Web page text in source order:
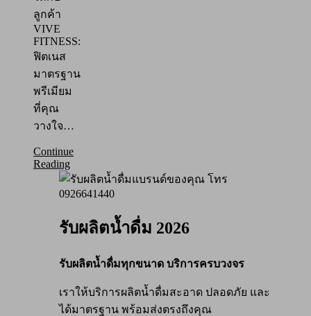
ลูกค้า
VIVE
FITNESS:
ฟิตเนส
มาตรฐาน
พรีเมียม
ที่คุณ
วางใจ…
Continue
Reading
รับผลิตน้ำดื่ม 2026
รับผลิตน้ำดื่มทุกขนาด บริการครบวงจร
เราให้บริการผลิตน้ำดื่มสะอาด ปลอดภัย และ
ได้มาตรฐาน พร้อมส่งตรงถึงคุณ